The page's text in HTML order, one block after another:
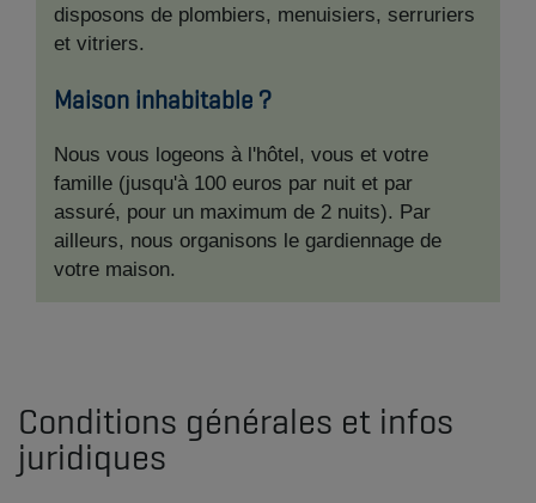
disposons de plombiers, menuisiers, serruriers
et vitriers.
Maison inhabitable ?
Nous vous logeons à l'hôtel, vous et votre
famille (jusqu'à 100 euros par nuit et par
assuré, pour un maximum de 2 nuits). Par
ailleurs, nous organisons le gardiennage de
votre maison.
Conditions générales et infos
juridiques